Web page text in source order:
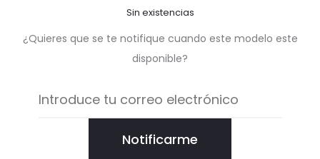
Sin existencias
¿Quieres que se te notifique cuando este modelo este
disponible?
Notificarme